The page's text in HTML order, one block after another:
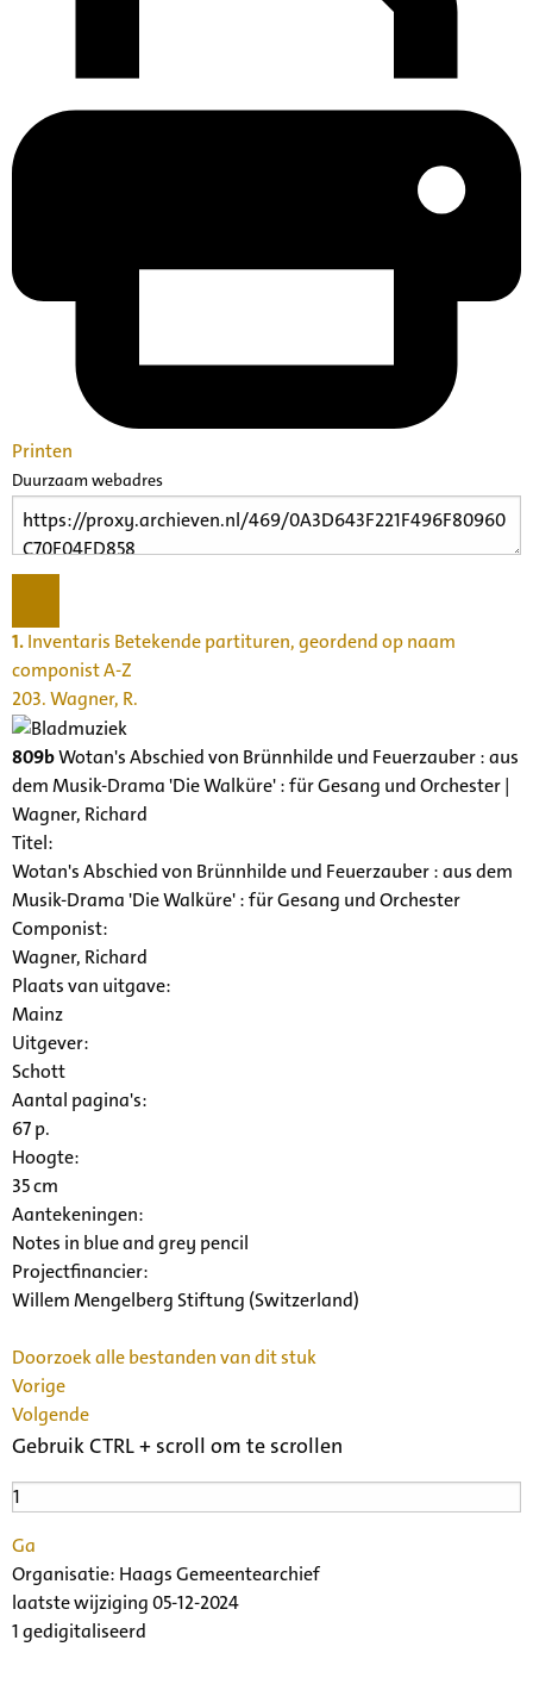
Printen
Duurzaam webadres
1.Inventaris Betekende partituren, geordend op naam
componist A-Z
203. Wagner, R.
809bWotan's Abschied von Brünnhilde und Feuerzauber : aus
dem Musik-Drama 'Die Walküre' : für Gesang und Orchester |
Wagner, Richard
Titel:
Wotan's Abschied von Brünnhilde und Feuerzauber : aus dem
Musik-Drama 'Die Walküre' : für Gesang und Orchester
Componist:
Wagner, Richard
Plaats van uitgave:
Mainz
Uitgever:
Schott
Aantal pagina's:
67 p.
Hoogte:
35 cm
Aantekeningen:
Notes in blue and grey pencil
Projectfinancier:
Willem Mengelberg Stiftung (Switzerland)
Doorzoek alle bestanden van dit stuk
Vorige
Volgende
Gebruik CTRL + scroll om te scrollen
Ga
Organisatie: Haags Gemeentearchief
laatste wijziging 05-12-2024
1 gedigitaliseerd